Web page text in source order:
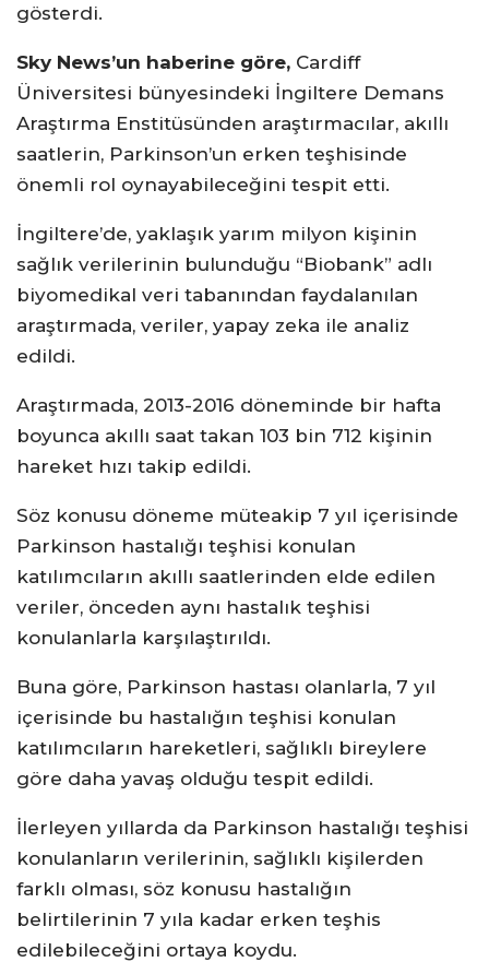
gösterdi.
Sky News’un haberine göre, Cardiff
Üniversitesi bünyesindeki İngiltere Demans
Araştırma Enstitüsünden araştırmacılar, akıllı
saatlerin, Parkinson’un erken teşhisinde
önemli rol oynayabileceğini tespit etti.
İngiltere’de, yaklaşık yarım milyon kişinin
sağlık verilerinin bulunduğu “Biobank” adlı
biyomedikal veri tabanından faydalanılan
araştırmada, veriler, yapay zeka ile analiz
edildi.
Araştırmada, 2013-2016 döneminde bir hafta
boyunca akıllı saat takan 103 bin 712 kişinin
hareket hızı takip edildi.
Söz konusu döneme müteakip 7 yıl içerisinde
Parkinson hastalığı teşhisi konulan
katılımcıların akıllı saatlerinden elde edilen
veriler, önceden aynı hastalık teşhisi
konulanlarla karşılaştırıldı.
Buna göre, Parkinson hastası olanlarla, 7 yıl
içerisinde bu hastalığın teşhisi konulan
katılımcıların hareketleri, sağlıklı bireylere
göre daha yavaş olduğu tespit edildi.
İlerleyen yıllarda da Parkinson hastalığı teşhisi
konulanların verilerinin, sağlıklı kişilerden
farklı olması, söz konusu hastalığın
belirtilerinin 7 yıla kadar erken teşhis
edilebileceğini ortaya koydu.